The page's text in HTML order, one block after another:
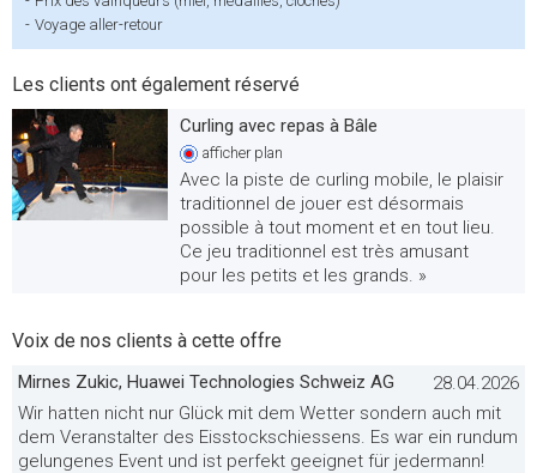
- Voyage aller-retour
Les clients ont également réservé
Curling avec repas à Bâle
afficherplan
Avec la piste de curling mobile, le plaisir
traditionnel de jouer est désormais
possible à tout moment et en tout lieu.
Ce jeu traditionnel est très amusant
pour les petits et les grands. »
Voix de nos clients à cette offre
Mirnes Zukic, Huawei Technologies Schweiz AG
28.04.2026
Wir hatten nicht nur Glück mit dem Wetter sondern auch mit
dem Veranstalter des Eisstockschiessens. Es war ein rundum
gelungenes Event und ist perfekt geeignet für jedermann!